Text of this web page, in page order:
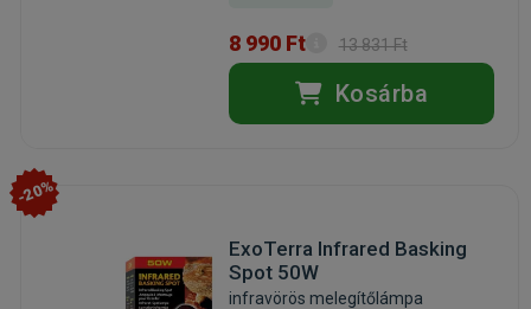
8 990 Ft 13 831 Ft
Kosárba
-20%
ExoTerra Infrared Basking
Spot 50W
infravörös melegítőlámpa